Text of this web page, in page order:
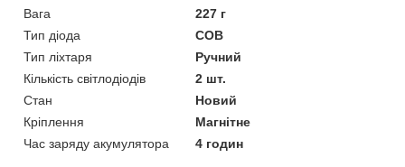
Вага
227 г
Тип діода
COB
Тип ліхтаря
Ручний
Кількість світлодіодів
2 шт.
Стан
Новий
Кріплення
Магнітне
Час заряду акумулятора
4 годин